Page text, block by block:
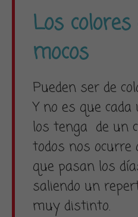
Los
mocos
Pueden ser de
Y no es que
los tenga de un
todos nos ocurre
que pasan los
saliendo un
muy distinto.